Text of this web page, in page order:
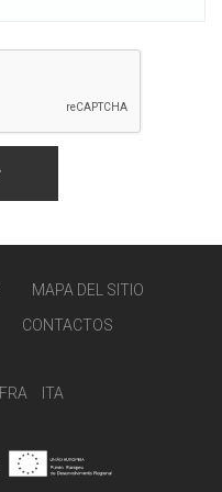
MAPA DEL SITIO
CONTACTOS
FRA ITA